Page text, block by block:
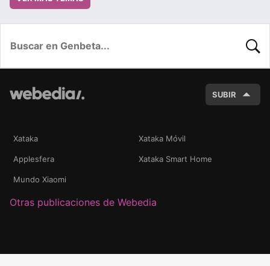
SUBIR
Xataka Xataka Móvil
Applesfera Xataka Smart Home
Mundo Xiaomi
Otras publicaciones de Webedia